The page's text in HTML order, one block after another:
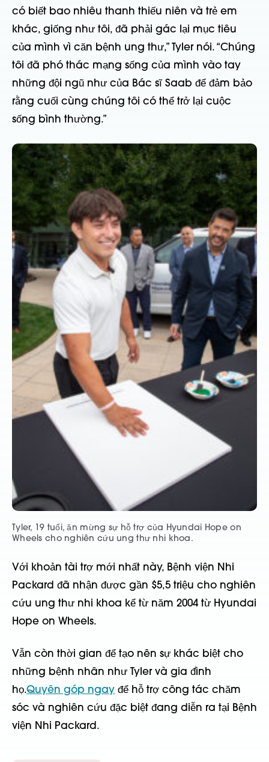
có biết bao nhiêu thanh thiếu niên và trẻ em
khác, giống như tôi, đã phải gác lại mục tiêu
của mình vì căn bệnh ung thư,” Tyler nói. “Chúng
tôi đã phó thác mạng sống của mình vào tay
những đội ngũ như của Bác sĩ Saab để đảm bảo
rằng cuối cùng chúng tôi có thể trở lại cuộc
sống bình thường.”
Tyler, 19 tuổi, ăn mừng sự hỗ trợ của Hyundai Hope on
Wheels cho nghiên cứu ung thư nhi khoa.
Với khoản tài trợ mới nhất này, Bệnh viện Nhi
Packard đã nhận được gần $5,5 triệu cho nghiên
cứu ung thư nhi khoa kể từ năm 2004 từ Hyundai
Hope on Wheels.
Vẫn còn thời gian để tạo nên sự khác biệt cho
những bệnh nhân như Tyler và gia đình
họ.Quyên góp ngay để hỗ trợ công tác chăm
sóc và nghiên cứu đặc biệt đang diễn ra tại Bệnh
viện Nhi Packard.